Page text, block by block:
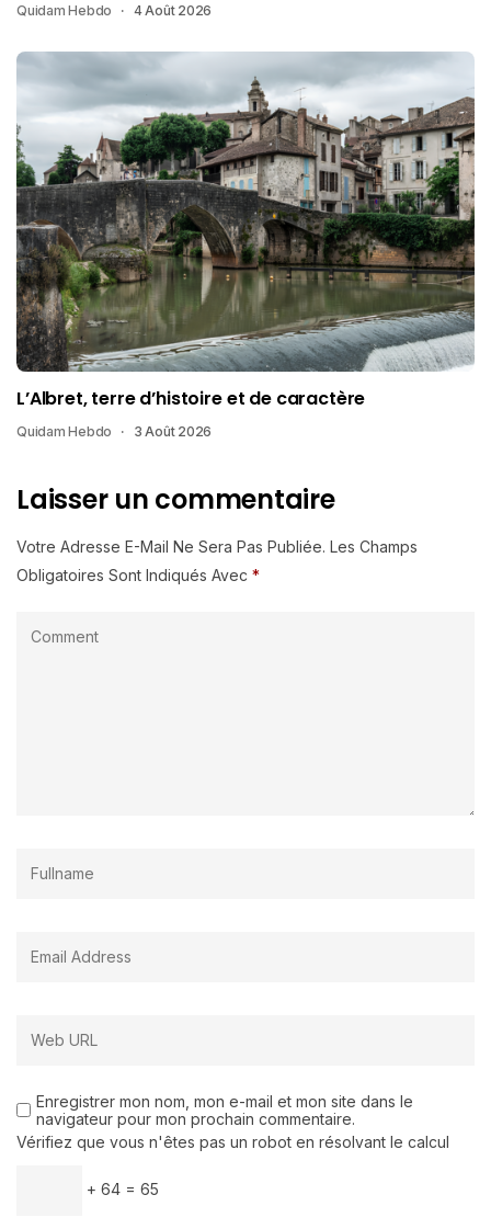
Quidam Hebdo 4 Août 2026
L’Albret, terre d’histoire et de caractère
Quidam Hebdo 3 Août 2026
Laisser un commentaire
Votre Adresse E-Mail Ne Sera Pas Publiée. Les Champs
Obligatoires Sont Indiqués Avec *
Enregistrer mon nom, mon e-mail et mon site dans le
navigateur pour mon prochain commentaire.
Vérifiez que vous n'êtes pas un robot en résolvant le calcul
+ 64 = 65